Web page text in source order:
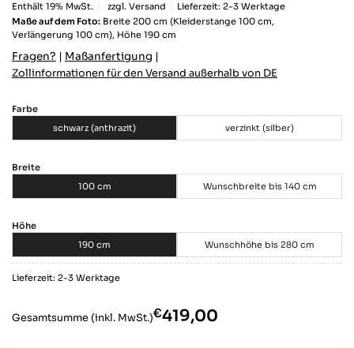
Enthält 19% MwSt. zzgl. Versand
Lieferzeit: 2-3 Werktage
Maße auf dem Foto: Breite 200 cm (Kleiderstange 100 cm,
Verlängerung 100 cm), Höhe 190 cm
Fragen? | Maßanfertigung |
Zollinformationen für den Versand außerhalb von DE
Farbe
schwarz (anthrazit)
verzinkt (silber)
Breite
100 cm
Wunschbreite bis 140 cm
Höhe
190 cm
Wunschhöhe bis 280 cm
Lieferzeit: 2-3 Werktage
Gesamtsumme (inkl. MwSt.)€‎419,00